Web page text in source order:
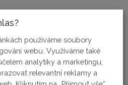
používáme soubory
webu. Využíváme také
analytiky a marketingu,
relevantní reklamy a